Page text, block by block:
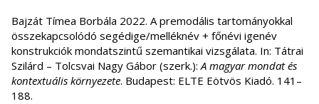
Bajzát Tímea Borbála 2022. A premodális tartományokkal
összekapcsolódó segédige/melléknév + főnévi igenév
konstrukciók mondatszintű szemantikai vizsgálata. In: Tátrai
Szilárd – Tolcsvai Nagy Gábor (szerk.):A magyar mondat és
kontextuális környezete. Budapest: ELTE Eötvös Kiadó. 141–
188.